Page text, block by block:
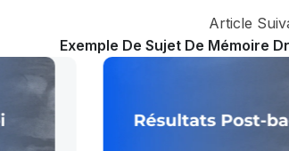
Article
Exemple De Sujet De Mémoire